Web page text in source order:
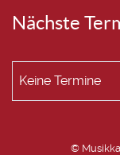
Nächste
Keine Termine
©